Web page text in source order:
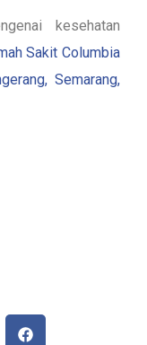
kesehatan
Sakit Columbia
Semarang,